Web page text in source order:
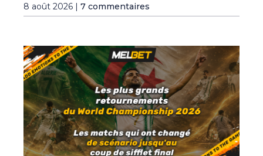
8 août 2026 | 7 commentaires